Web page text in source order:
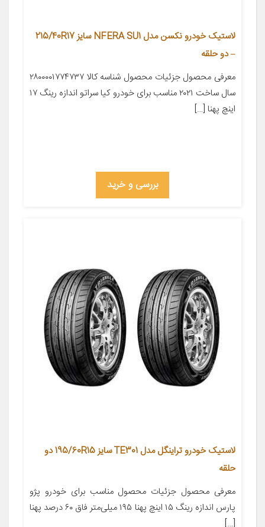
لاستیک خودرو نکسن مدل NFERA SU1 سایز 215/40R17
– دو حلقه
معرفی محصول جزئیات محصول شناسه کالا ۲۸۰۰۰۰۱۷۷۴۷۳۷
سال ساخت ۲۰۲۱ مناسب برای خودرو کیا سراتو اندازه رینگ ۱۷
اینچ پهنا […]
بررسی و خرید
لاستیک خودرو تراینگل مدل TE301 سایز 195/60R15 دو
حلقه
معرفی محصول جزئیات محصول مناسب برای خودرو پژو
پارس اندازه رینگ ۱۵ اینچ پهنا ۱۹۵ میلی‌متر فاق ۶۰ درصد پهنا
[…]